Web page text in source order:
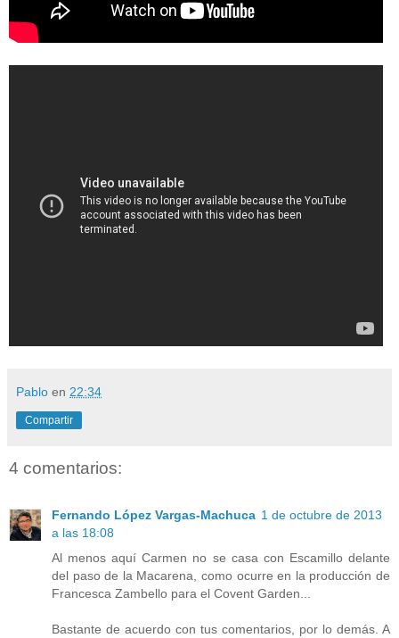
Pablo en 22:34
Compartir
4 comentarios:
Fernando López Vargas-Machuca 1 de octubre de 2013
a las 18:08
Al menos aquí Carmen no se casa con Escamillo delante
del paso de la Macarena, como ocurre en la producción de
Francesca Zambello para el Covent Garden...
Bastante de acuerdo con tus comentarios, por lo demás. A